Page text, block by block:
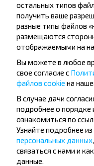
Орша - Могилёв
Минск - Несвиж
Минск - Могилёв
Минск - Пинск
Минск - Брест
остальных типов
получить ваше
разные типы файлов
размещаются
отображаемыми на
Вы можете в любое
свое согласие с
файлов cookie на
В случае дачи
подробнее о
ознакомиться по
Узнайте подробнее
персональных данных
связаться с нами и
данные.